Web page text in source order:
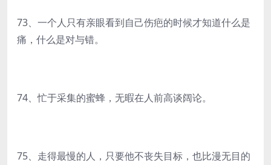
73、一个人只有亲眼看到自己伤疤的时候才知道什么是
痛，什么是对与错。
74、忙于采集的蜜蜂，无暇在人前高谈阔论。
75、走得最慢的人，只要他不丧失目标，也比漫无目的